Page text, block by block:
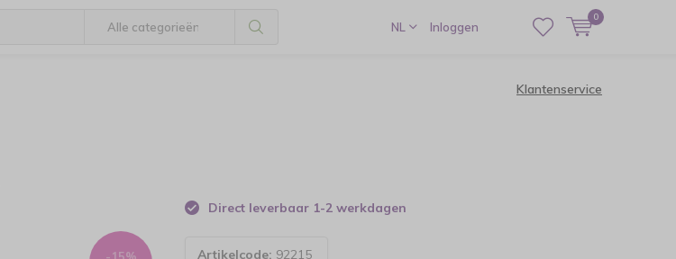
NL Inloggen
0
Klantenservice
Direct leverbaar 1-2 werkdagen
Artikelcode: 92215